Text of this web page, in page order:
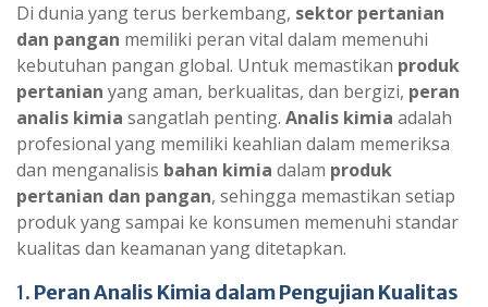
Di dunia yang terus berkembang, sektor pertanian
dan pangan memiliki peran vital dalam memenuhi
kebutuhan pangan global. Untuk memastikan produk
pertanian yang aman, berkualitas, dan bergizi, peran
analis kimia sangatlah penting. Analis kimia adalah
profesional yang memiliki keahlian dalam memeriksa
dan menganalisis bahan kimia dalam produk
pertanian dan pangan, sehingga memastikan setiap
produk yang sampai ke konsumen memenuhi standar
kualitas dan keamanan yang ditetapkan.
1. Peran Analis Kimia dalam Pengujian Kualitas